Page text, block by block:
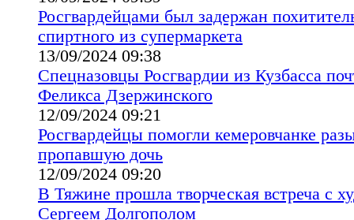
Росгвардейцами был задержан
спиртного из супермаркета
13/09/2024 09:38
Спецназовцы Росгвардии из Кузбасса
Феликса Дзержинского
12/09/2024 09:21
Росгвардейцы помогли кемеровчанке
пропавшую дочь
12/09/2024 09:20
В Тяжине прошла творческая встреча с
Сергеем Долгополом